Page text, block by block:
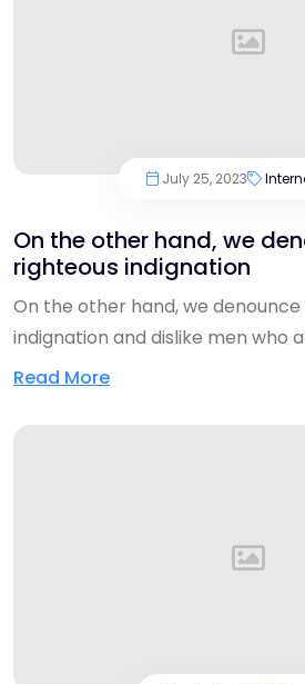
July 25, 2023
On the other hand, we
righteous indignation
On the other hand, we
indignation and dislike men who
Read More